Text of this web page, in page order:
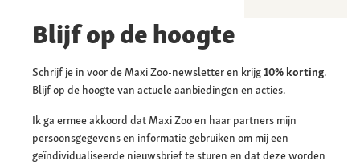
Blijf op de hoogte
Schrijf je in voor de Maxi Zoo-newsletter en krijg10% korting.
Blijf op de hoogte van actuele aanbiedingen en acties.
Ik ga ermee akkoord dat Maxi Zoo en haar partners mijn
persoonsgegevens en informatie gebruiken om mij een
geïndividualiseerde nieuwsbrief te sturen en dat deze worden